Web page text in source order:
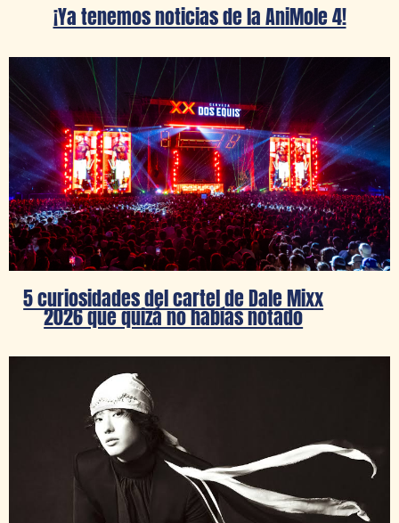
¡Ya tenemos noticias de la AniMole 4!
5 curiosidades del cartel de Dale Mixx
2026 que quizá no habías notado